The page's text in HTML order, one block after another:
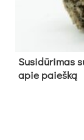
Su­si­dū­ri­mas
apie paieš­ką